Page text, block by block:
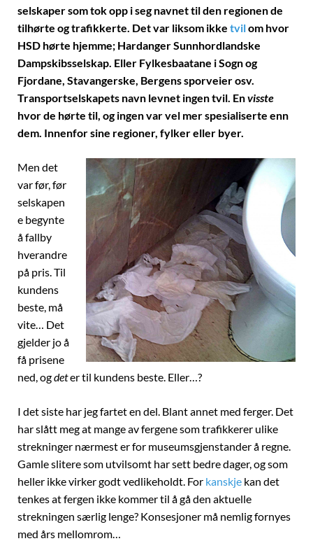
selskaper som tok opp i seg navnet til den regionen de
tilhørte og trafikkerte. Det var liksom ikke tvilom hvor
HSD hørte hjemme; Hardanger Sunnhordlandske
Dampskibsselskap. Eller Fylkesbaatane i Sogn og
Fjordane, Stavangerske, Bergens sporveier osv.
Transportselskapets navn levnet ingen tvil. Envisste
hvor de hørte til, og ingen var vel mer spesialiserte enn
dem. Innenfor sine regioner, fylker eller byer.
Men det
var før, før
selskapen
e begynte
å fallby
hverandre
på pris. Til
kundens
beste, må
vite… Det
gjelder jo å
få prisene
ned, ogdeter til kundens beste. Eller…?
I det siste har jeg fartet en del. Blant annet med ferger. Det
har slått meg at mange av fergene som trafikkerer ulike
strekninger nærmest er for museumsgjenstander å regne.
Gamle slitere som utvilsomt har sett bedre dager, og som
heller ikke virker godt vedlikeholdt. For kanskje kan det
tenkes at fergen ikke kommer til å gå den aktuelle
strekningen særlig lenge? Konsesjoner må nemlig fornyes
med års mellomrom…